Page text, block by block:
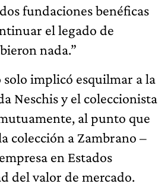
fundaciones benéficas
el legado de
nada.”
solo implicó esquilmar a la
Neschis y el coleccionista
al punto que
colección a Zambrano –
en Estados
del valor de mercado.